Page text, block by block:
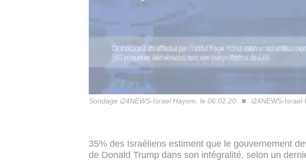
Sondage i24NEWS-Israel Hayom, le 06.02.20 i24NEWS-Israel
35% des Israéliens estiment que le gouvernement
de Donald Trump dans son intégralité, selon un